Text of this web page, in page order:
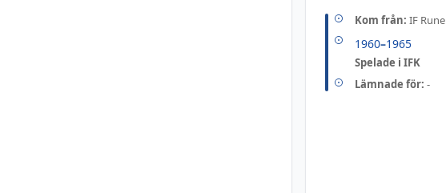
Kom från: IF Rune
1960–1965
Spelade i IFK
Lämnade för: -